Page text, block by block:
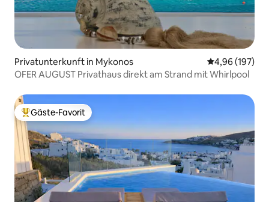
Privatunterkunft in Mykonos
4,96 (197)
OFER AUGUST Privathaus direkt am Strand mit Whirlpool
Beliebter Gäste-Favorit.
Gäste-Favorit